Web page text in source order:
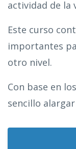
actividad de la
Este curso
importantes
otro nivel.
Con base en
sencillo